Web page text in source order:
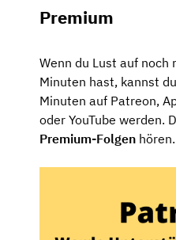
Premium
Wenn du Lust auf noch
Minuten hast, kannst
Minuten auf Patreon,
oder YouTube werden.
Premium-Folgen hören.